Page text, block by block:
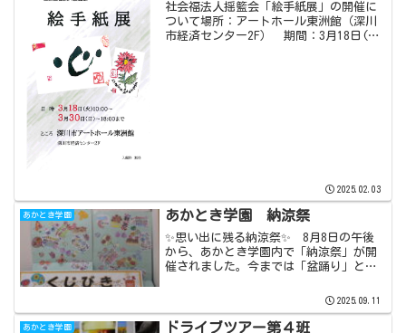
社会福法人揺籃会「絵手紙展」の開催に
ついて場所：アートホール東洲館（深川
市経済センター2F） 期間：3月18日(火)
2025.02.03
あかとき学園 あかとき学園 納涼祭
✨思い出に残る納涼祭✨ 8月8日の午後
から、あかとき学園内で「納涼祭」が開
催されました。今までは「盆踊り」とい
行事になっていましたが、今回は踊り中
く意識した内容へと変更...
2025.09.11
あかとき学園 ドライブツアー第４班